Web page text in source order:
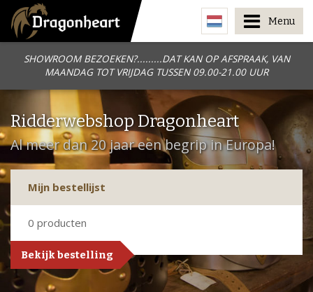
SHOWROOM BEZOEKEN?.........DAT KAN OP AFSPRAAK, VAN
MAANDAG TOT VRIJDAG TUSSEN 09.00-21.00 UUR
Menu
Ridderwebshop Dragonheart
Al meer dan 20 jaar een begrip in Europa!
Mijn bestellijst
0 producten
Bekijk bestelling